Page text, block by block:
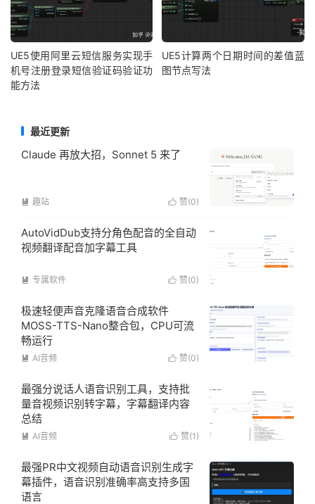
UE5使用阿里云短信服务实现手
机号注册登录短信验证码验证功
能方法
UE5计算两个日期时间的差值蓝
图节点写法
最近更新
Claude 再放大招，Sonnet 5 来了
 赞(0)
 趣站
AutoVidDub支持分角色配音的全自动
视频翻译配音加字幕工具
 赞(0)
 专属软件
极速轻便声音克隆语音合成软件
MOSS-TTS-Nano整合包，CPU可流
畅运行
 赞(0)
 AI音频
最强分说话人语音识别工具，支持批
量音视频识别转字幕，字幕翻译内容
总结
 赞(1 )
 AI音频
最强PR中文视频自动语音识别生成字
幕插件，语音识别准确率高支持多国
语言